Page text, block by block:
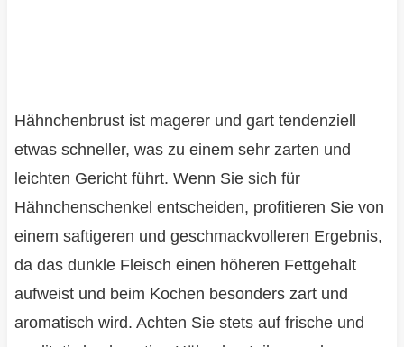
Hähnchenbrust ist magerer und gart tendenziell
etwas schneller, was zu einem sehr zarten und
leichten Gericht führt. Wenn Sie sich für
Hähnchenschenkel entscheiden, profitieren Sie von
einem saftigeren und geschmackvolleren Ergebnis,
da das dunkle Fleisch einen höheren Fettgehalt
aufweist und beim Kochen besonders zart und
aromatisch wird. Achten Sie stets auf frische und